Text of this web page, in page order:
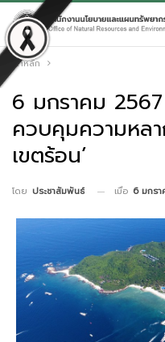
หน้าหลัก
6 มกราคม
ควบคุมความหลา
เขตร้อน’
โดย ประชาสัมพันธ์ เมื่อ 6 มกร